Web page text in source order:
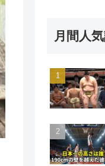
月間人